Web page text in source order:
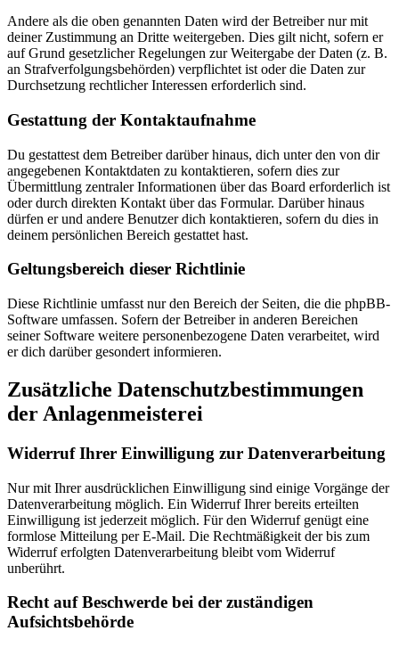
Andere als die oben genannten Daten wird der Betreiber nur mit
deiner Zustimmung an Dritte weitergeben. Dies gilt nicht, sofern er
auf Grund gesetzlicher Regelungen zur Weitergabe der Daten (z. B.
an Strafverfolgungsbehörden) verpflichtet ist oder die Daten zur
Durchsetzung rechtlicher Interessen erforderlich sind.
Gestattung der Kontaktaufnahme
Du gestattest dem Betreiber darüber hinaus, dich unter den von dir
angegebenen Kontaktdaten zu kontaktieren, sofern dies zur
Übermittlung zentraler Informationen über das Board erforderlich ist
oder durch direkten Kontakt über das Formular. Darüber hinaus
dürfen er und andere Benutzer dich kontaktieren, sofern du dies in
deinem persönlichen Bereich gestattet hast.
Geltungsbereich dieser Richtlinie
Diese Richtlinie umfasst nur den Bereich der Seiten, die die phpBB-
Software umfassen. Sofern der Betreiber in anderen Bereichen
seiner Software weitere personenbezogene Daten verarbeitet, wird
er dich darüber gesondert informieren.
Zusätzliche Datenschutzbestimmungen
der Anlagenmeisterei
Widerruf Ihrer Einwilligung zur Datenverarbeitung
Nur mit Ihrer ausdrücklichen Einwilligung sind einige Vorgänge der
Datenverarbeitung möglich. Ein Widerruf Ihrer bereits erteilten
Einwilligung ist jederzeit möglich. Für den Widerruf genügt eine
formlose Mitteilung per E-Mail. Die Rechtmäßigkeit der bis zum
Widerruf erfolgten Datenverarbeitung bleibt vom Widerruf
unberührt.
Recht auf Beschwerde bei der zuständigen
Aufsichtsbehörde